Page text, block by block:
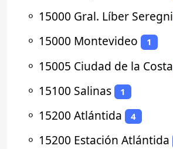
⚬ 15000 Gral. Líber Seregni
⚬ 15000 Montevideo 1
⚬ 15005 Ciudad de la Costa
⚬ 15100 Salinas 1
⚬ 15200 Atlántida 4
⚬ 15200 Estación Atlántida